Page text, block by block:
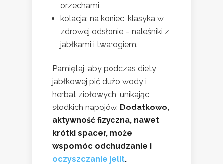
orzechami,
kolacja: na koniec, klasyka w
zdrowej odsłonie – naleśniki z
jabłkami i twarogiem.
Pamiętaj, aby podczas diety
jabłkowej pić dużo wody i
herbat ziołowych, unikając
słodkich napojów. Dodatkowo,
aktywność fizyczna, nawet
krótki spacer, może
wspomóc odchudzanie i
oczyszczanie jelit.